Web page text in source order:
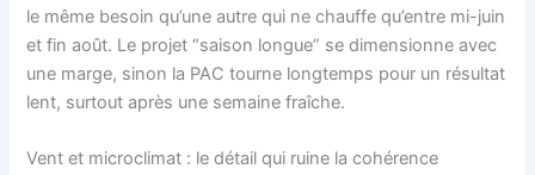
le même besoin qu’une autre qui ne chauffe qu’entre mi-juin
et fin août. Le projet “saison longue” se dimensionne avec
une marge, sinon la PAC tourne longtemps pour un résultat
lent, surtout après une semaine fraîche.
Vent et microclimat : le détail qui ruine la cohérence